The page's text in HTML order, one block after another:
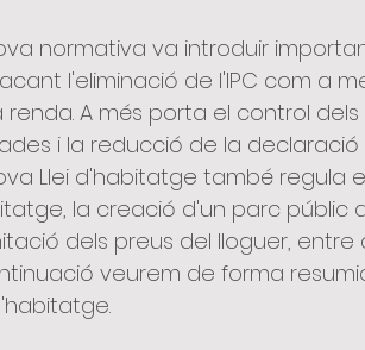
normativa va introduir
l'eliminació de l'IPC com a
renda. A més porta el control
i la reducció de la
Llei d'habitatge també regula
la creació d'un parc públic
dels preus del lloguer, entre
veurem de forma